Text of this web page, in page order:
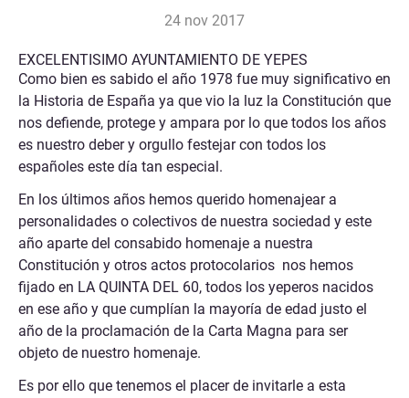
24 nov 2017
EXCELENTISIMO AYUNTAMIENTO DE YEPES
Como bien es sabido el año 1978 fue muy significativo en
la Historia de España ya que vio la luz la Constitución que
nos defiende, protege y ampara por lo que todos los años
es nuestro deber y orgullo festejar con todos los
españoles este día tan especial.
En los últimos años hemos querido homenajear a
personalidades o colectivos de nuestra sociedad y este
año aparte del consabido homenaje a nuestra
Constitución y otros actos protocolarios nos hemos
fijado en LA QUINTA DEL 60, todos los yeperos nacidos
en ese año y que cumplían la mayoría de edad justo el
año de la proclamación de la Carta Magna para ser
objeto de nuestro homenaje.
Es por ello que tenemos el placer de invitarle a esta